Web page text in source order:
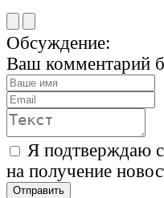
Обсуждение:
Ваш комментарий
Я подтверждаю
на получение